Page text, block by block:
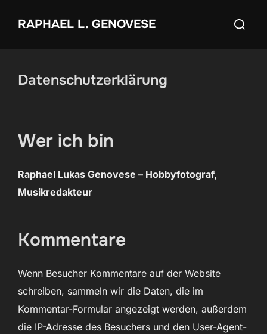
InhaltRAPHAEL L. GENOVESE
Suchen
Datenschutzerklärung
Wer ich bin
Raphael Lukas Genovese – Hobbyfotograf,
Musikredakteur
Kommentare
Wenn Besucher Kommentare auf der Website
schreiben, sammeln wir die Daten, die im
Kommentar-Formular angezeigt werden, außerdem
die IP-Adresse des Besuchers und den User-Agent-